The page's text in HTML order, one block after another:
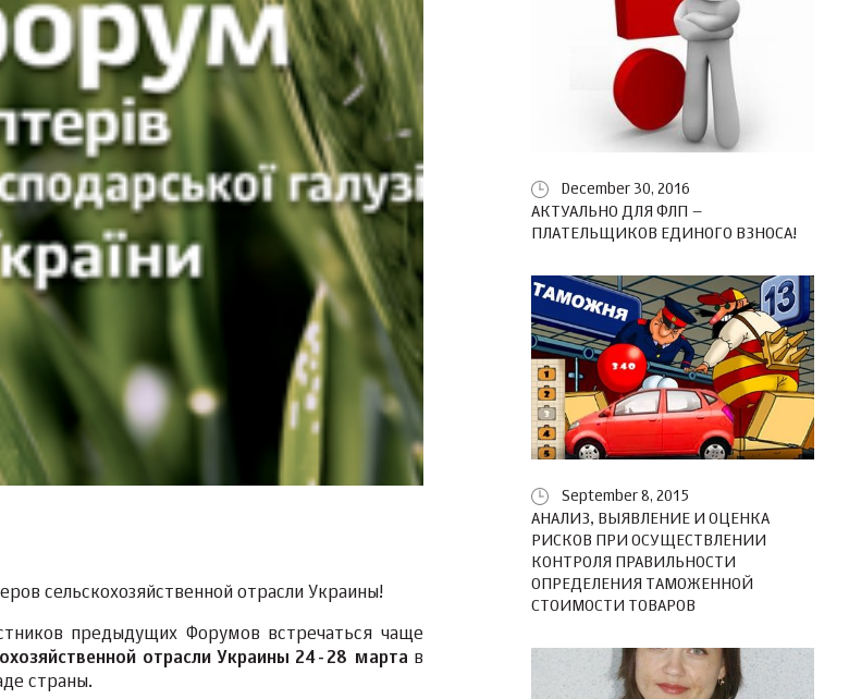
сельскохозяйственной отрасли Украины!
предыдущих Форумов встречаться чаще
отрасли Украины 24-28 марта в
страны.
December 30, 2016
АКТУАЛЬНО ДЛЯ ФЛП –
ПЛАТЕЛЬЩИКОВ ЕДИНОГО ВЗНОСА!
September 8, 2015
АНАЛИЗ, ВЫЯВЛЕНИЕ И ОЦЕНКА
РИСКОВ ПРИ ОСУЩЕСТВЛЕНИИ
КОНТРОЛЯ ПРАВИЛЬНОСТИ
ОПРЕДЕЛЕНИЯ ТАМОЖЕННОЙ
СТОИМОСТИ ТОВАРОВ